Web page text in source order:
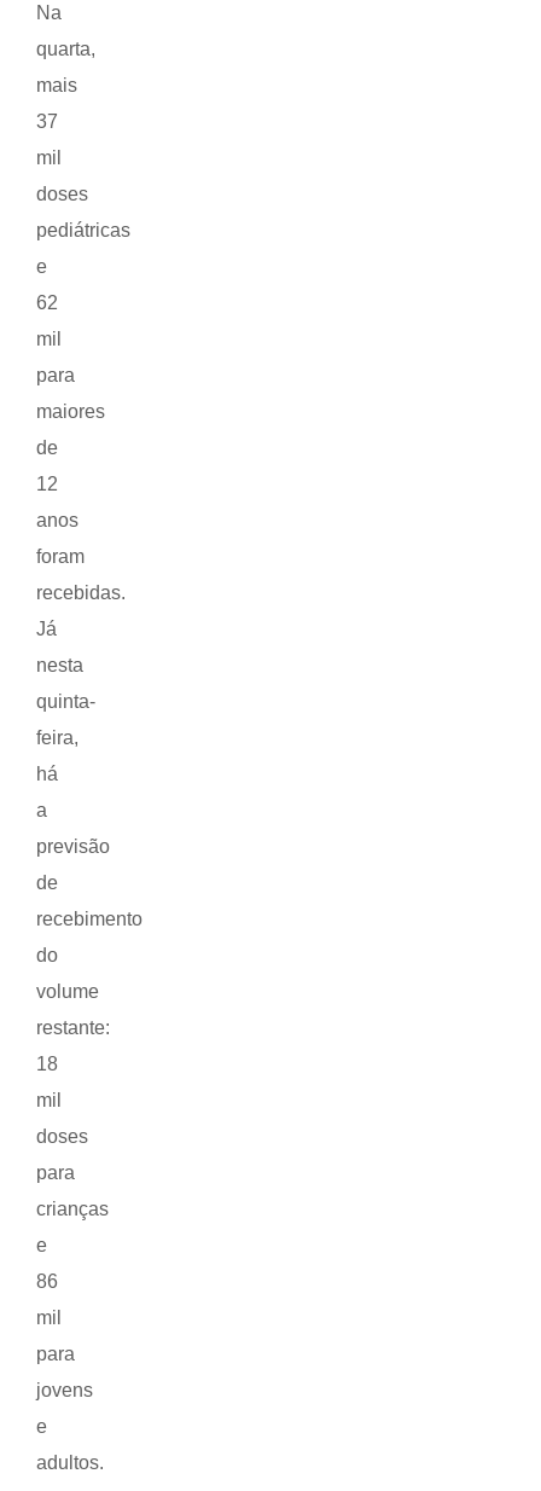
Na
quarta,
mais
37
mil
doses
pediátricas
e
62
mil
para
maiores
de
12
anos
foram
recebidas.
Já
nesta
quinta-
feira,
há
a
previsão
de
recebimento
do
volume
restante:
18
mil
doses
para
crianças
e
86
mil
para
jovens
e
adultos.